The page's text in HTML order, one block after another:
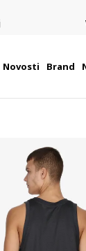
Novosti Brand